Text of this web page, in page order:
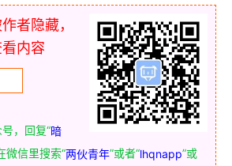
者隐藏，
内容
，回复“暗
微信里搜索“两伙青年”或者“lhqnapp”或